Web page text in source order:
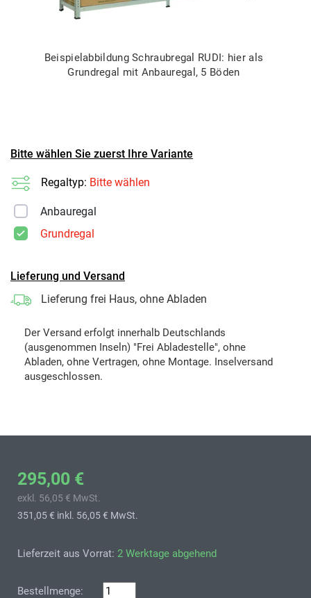
Beispielabbildung Schraubregal RUDI: hier als
Grundregal mit Anbauregal, 5 Böden
Bitte wählen Sie zuerst Ihre Variante
Regaltyp: Bitte wählen
Anbauregal
Grundregal
Lieferung und Versand
Lieferung frei Haus, ohne Abladen
Der Versand erfolgt innerhalb Deutschlands
(ausgenommen Inseln) "Frei Abladestelle", ohne
Abladen, ohne Vertragen, ohne Montage. Inselversand
ausgeschlossen.
295,00 €
exkl. 56,05 € MwSt.
351,05 € inkl. 56,05 € MwSt.
Lieferzeit aus Vorrat: 2 Werktage abgehend
Bestellmenge: